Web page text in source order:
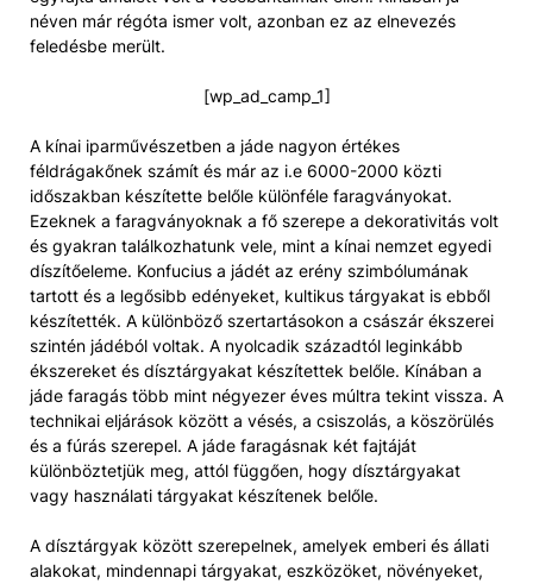
néven már régóta ismer volt, azonban ez az elnevezés
feledésbe merült.
[wp_ad_camp_1]
A kínai iparművészetben a jáde nagyon értékes
féldrágakőnek számít és már az i.e 6000-2000 közti
időszakban készítette belőle különféle faragványokat.
Ezeknek a faragványoknak a fő szerepe a dekorativitás volt
és gyakran találkozhatunk vele, mint a kínai nemzet egyedi
díszítőeleme. Konfucius a jádét az erény szimbólumának
tartott és a legősibb edényeket, kultikus tárgyakat is ebből
készítették. A különböző szertartásokon a császár ékszerei
szintén jádéból voltak. A nyolcadik századtól leginkább
ékszereket és dísztárgyakat készítettek belőle. Kínában a
jáde faragás több mint négyezer éves múltra tekint vissza. A
technikai eljárások között a vésés, a csiszolás, a köszörülés
és a fúrás szerepel. A jáde faragásnak két fajtáját
különböztetjük meg, attól függően, hogy dísztárgyakat
vagy használati tárgyakat készítenek belőle.
A dísztárgyak között szerepelnek, amelyek emberi és állati
alakokat, mindennapi tárgyakat, eszközöket, növényeket,